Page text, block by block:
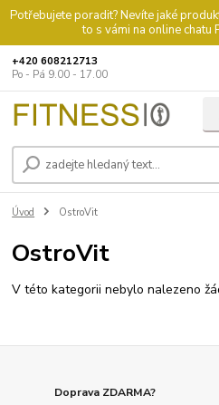
Potřebujete poradit? Nevíte jaké
to s vámi na online chatu
+420 608212713
Po - Pá 9.00 - 17.00
Úvod OstroVit
OstroVit
V této kategorii nebylo nalezeno
Doprava ZDARMA?